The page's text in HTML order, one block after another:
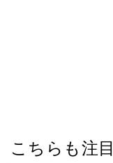
こちらも注目